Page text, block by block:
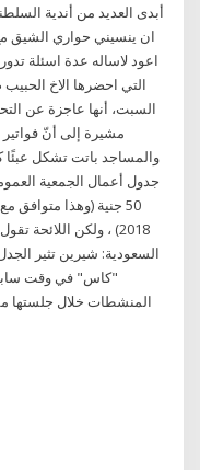
أبدى العديد من أندية
ان ينسيني حواري الشيق
اعود لاساله عدة اسئلة
التي احضرها الاخ
السبت، أنها عاجزة عن
مشيرة إلى أنّ فواتير
والمساجد باتت تشكل عبئًا
جدول أعمال الجمعية
2018) ، ولكن اللائحة
السعودية: شيرين تثير
"كاس" في وقت
المنشطات خلال جلستها